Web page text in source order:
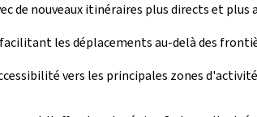
de nouveaux itinéraires plus directs et
les déplacements au-delà des
vers les principales zones